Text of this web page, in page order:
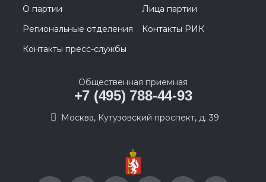
О партии
Лица партии
Региональные отделения
Контакты РИК
Контакты пресс-службы
Общественная приемная
+7 (495) 788-44-93
Москва, Кутузовский проспект, д. 39